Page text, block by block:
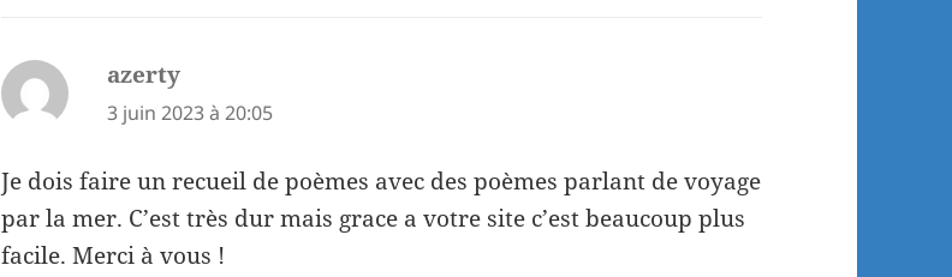
azerty
3 juin 2023 à 20:05
Je dois faire un recueil de poèmes avec des poèmes parlant de voyage
par la mer. C’est très dur mais grace a votre site c’est beaucoup plus
facile. Merci à vous !